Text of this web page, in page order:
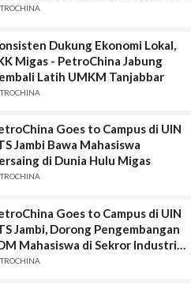
Dukung Ekonomi Lokal,
Migas - PetroChina Jabung
Latih UMKM Tanjabbar
Goes to Campus di UIN
Jambi Bawa Mahasiswa
di Dunia Hulu Migas
Goes to Campus di UIN
Jambi, Dorong Pengembangan
Mahasiswa di Sekror Industri
Migas